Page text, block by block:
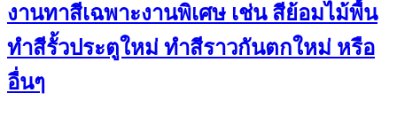
งานทาสีเฉพาะงานพิเศษ เช่น สีย้อมไม้พื้น
ทำสีรั้วประตูใหม่ ทำสีราวกันตกใหม่ หรือ
อื่นๆ